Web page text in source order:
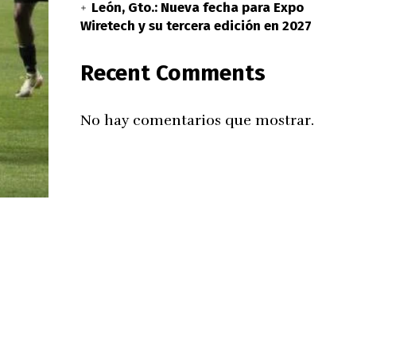
León, Gto.: Nueva fecha para Expo
Wiretech y su tercera edición en 2027
Recent Comments
No hay comentarios que mostrar.